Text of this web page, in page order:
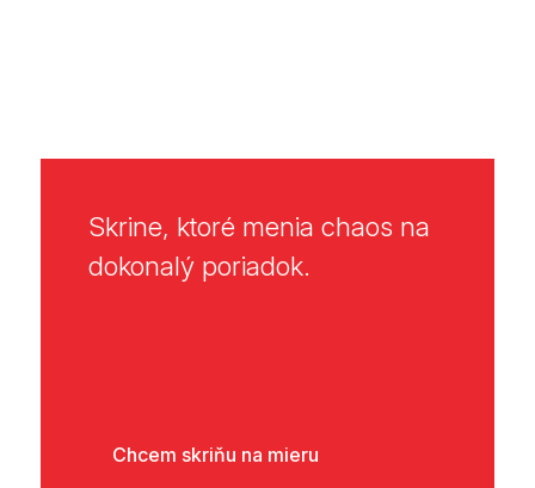
Skrine, ktoré menia chaos na
dokonalý poriadok.
Chcem skriňu na mieru